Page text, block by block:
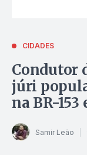
CIDADES
Condutor
júri
na BR-
Samir Leão